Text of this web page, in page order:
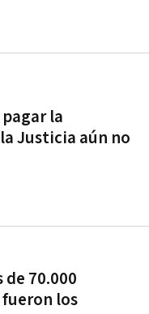
la
Justicia aún no
70.000
fueron los